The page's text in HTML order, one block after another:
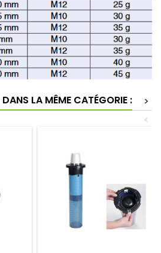
LA MÊME CATÉGORIE :
>
<